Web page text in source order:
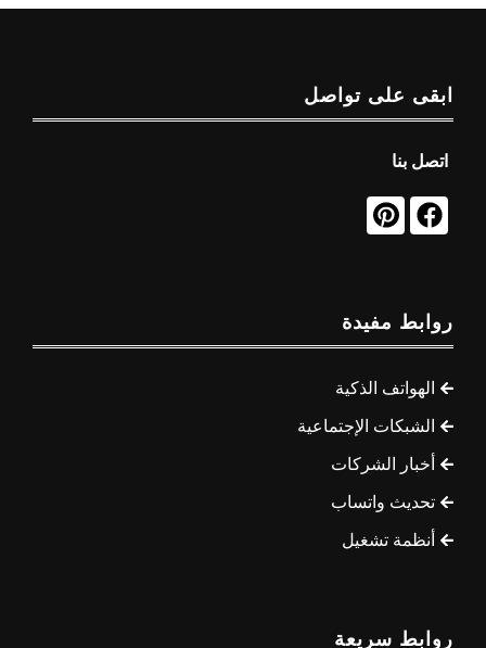
ابقى على تواصل
اتصل بنا
روابط مفيدة
الهواتف الذكية
الشبكات الإجتماعية
أخبار الشركات
تحديث واتساب
أنظمة تشغيل
روابط سريعة